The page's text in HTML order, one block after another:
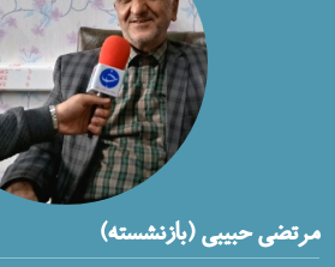
مرتضی حبیبی (بازنشسته)